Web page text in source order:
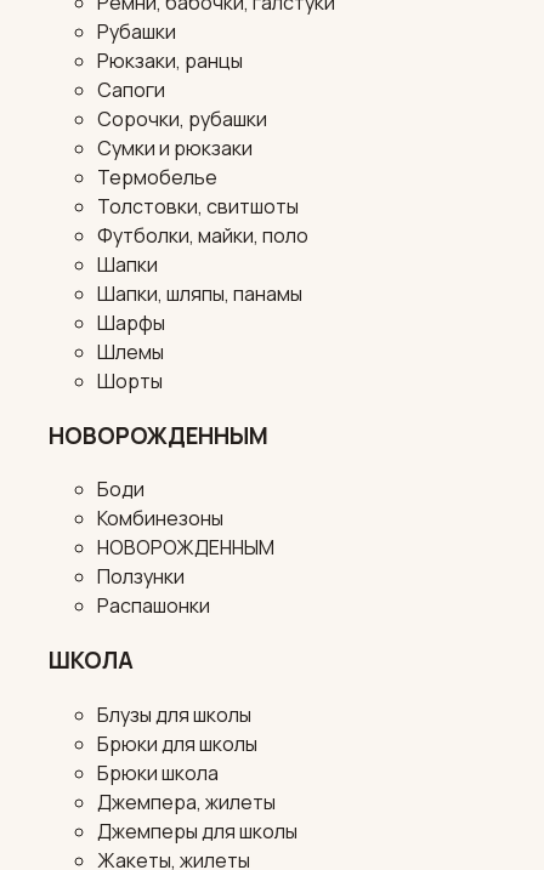
Рубашки
Рюкзаки, ранцы
Сапоги
Сорочки, рубашки
Сумки и рюкзаки
Термобелье
Толстовки, свитшоты
Футболки, майки, поло
Шапки
Шапки, шляпы, панамы
Шарфы
Шлемы
Шорты
НОВОРОЖДЕННЫМ
Боди
Комбинезоны
НОВОРОЖДЕННЫМ
Ползунки
Распашонки
ШКОЛА
Блузы для школы
Брюки для школы
Брюки школа
Джемпера, жилеты
Джемперы для школы
Жакеты, жилеты